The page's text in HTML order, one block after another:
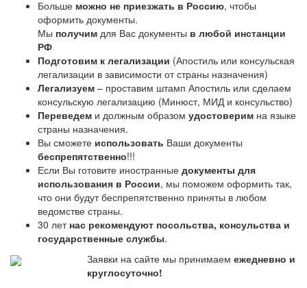
Больше можно не приезжать в Россию, чтобы
оформить документы.
Мы получим для Вас документы в любой инстанции
РФ
Подготовим к легализации (Апостиль или консульская
легализации в зависимости от страны назначения)
Легализуем – проставим штамп Апостиль или сделаем
консульскую легализацию (Минюст, МИД и консульство)
Переведем и должным образом удостоверим на языке
страны назначения.
Вы сможете использовать Ваши документы
беспрепятственно!!!
Если Вы готовите иностранные документы для
использования в России, мы поможем оформить так,
что они будут беспрепятственно приняты в любом
ведомстве страны.
30 лет нас рекомендуют посольства, консульства и
государственные службы.
Заявки на сайте мы принимаем ежедневно и
круглосуточно!